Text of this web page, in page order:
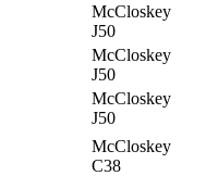
McCloskey
J50
McCloskey
J50
McCloskey
J50
McCloskey
C38